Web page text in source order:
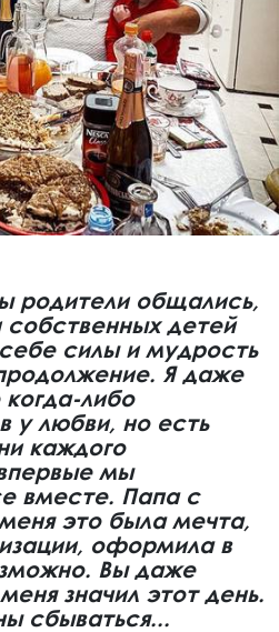
родители общались,
детей
силы и мудрость
Я даже
либо
у любви, но есть
каждого
мы
вместе. Папа с
это была мечта,
оформила в
Вы даже
значил этот день.
сбываться...